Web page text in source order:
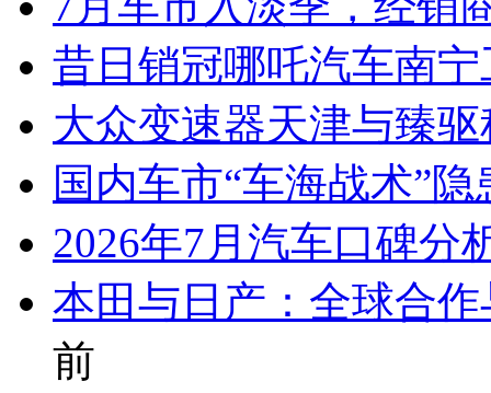
昔日销冠哪吒汽车南
大众变速器天津与臻
国内车市“车海战术”隐
2026年7月汽车口碑分
本田与日产：全球合
前